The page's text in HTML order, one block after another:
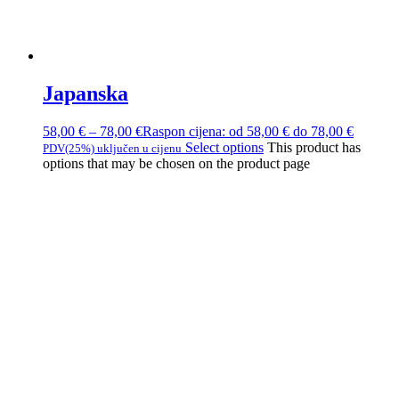
Japanska
58,00 € – 78,00 €Raspon cijena: od 58,00 € do 78,00 €
PDV(25%) uključen u cijenu Select options This product has
options that may be chosen on the product page